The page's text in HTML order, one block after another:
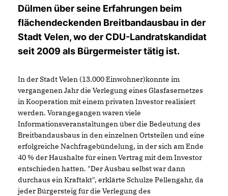
Dülmen über seine Erfahrungen beim
flächendeckenden Breitbandausbau in der
Stadt Velen, wo der CDU-Landratskandidat
seit 2009 als Bürgermeister tätig ist.
In der Stadt Velen (13.000 Einwohner)konnte im
vergangenen Jahr die Verlegung eines Glasfasernetzes
in Kooperation mit einem privaten Investor realisiert
werden. Vorangegangen waren viele
Informationsveranstaltungen über die Bedeutung des
Breitbandausbaus in den einzelnen Ortsteilen und eine
erfolgreiche Nachfragebündelung, in der sich am Ende
40 % der Haushalte für einen Vertrag mit dem Investor
entschieden hatten. "Der Ausbau selbst war dann
durchaus ein Kraftakt", erklärte Schulze Pellengahr, da
jeder Bürgersteig für die Verlegung des